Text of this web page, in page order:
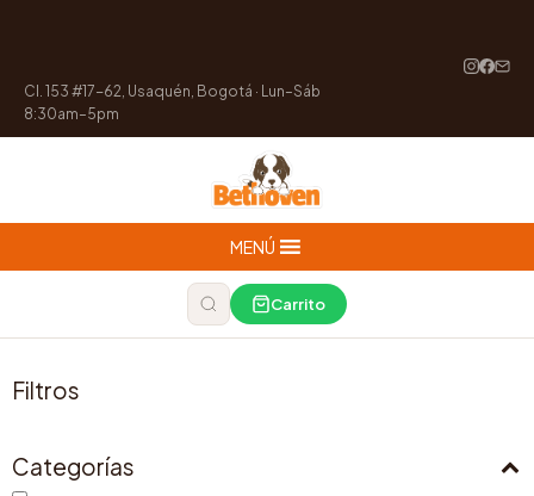
Cl. 153 #17-62, Usaquén, Bogotá · Lun–Sáb
8:30am–5pm
MENÚ
Carrito
Filtros
Categorías